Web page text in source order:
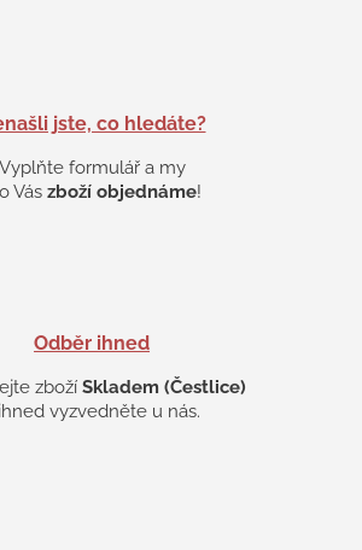
p
v
k
s
u
jste, co hledáte?
Vyplňte formulář a my
Vás zboží objednáme!
Odběr ihned
zboží Skladem (Čestlice)
vyzvedněte u nás.